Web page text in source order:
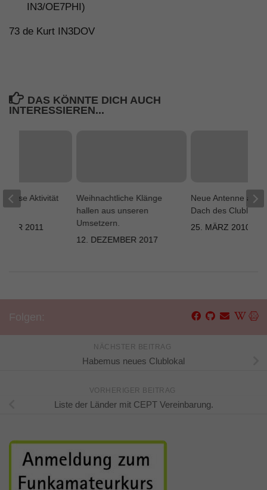
IN3/OE7PHI)
73 de Kurt IN3DOV
DAS KÖNNTE DICH AUCH
INTERESSIEREN...
Weihnachtliche Klänge
hallen aus unseren
Umsetzern.
12. DEZEMBER 2017
Neue Antenne auf
Dach des
25. MÄRZ 2010
Plose Aktivität
2011
NÄCHSTER BEITRAG
Habemus neues Clublokal
VORHERIGER BEITRAG
Liste der Länder mit CEPT Vereinbarung.